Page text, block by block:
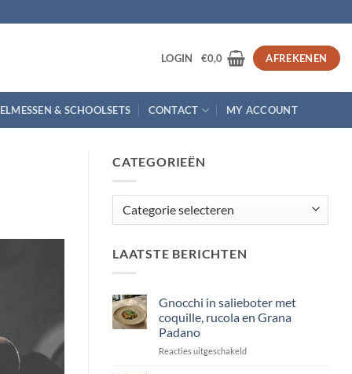
LOGIN €0,0 AFREKENEN
& SCHOOLSETS CONTACT MY ACCOUNT
CATEGORIEËN
Categorieën
LAATSTE BERICHTEN
Gnocchi in salieboter met
coquille, rucola en Grana
Padano
Reacties uitgeschakeldvoor